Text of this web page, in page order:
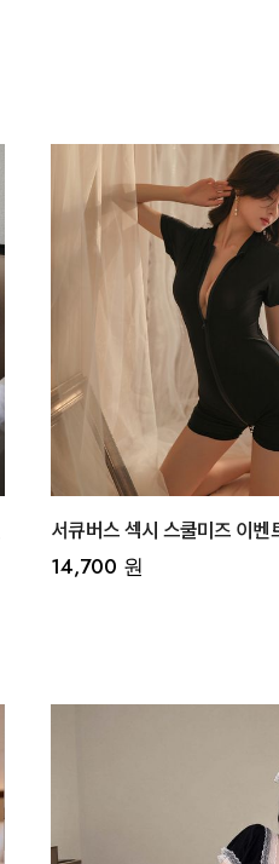
서큐버스 섹시 스쿨미즈 이벤
14,700 원